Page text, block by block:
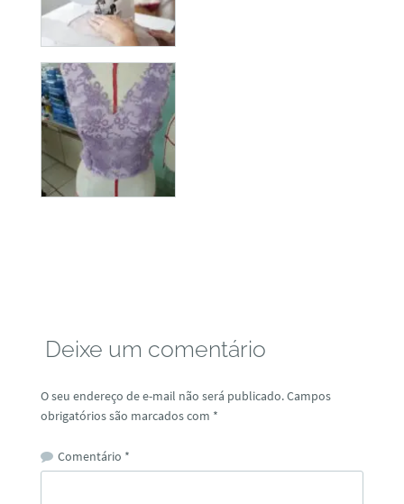
Deixe um comentário
O seu endereço de e-mail não será publicado.Campos
obrigatórios são marcados com *
Comentário *